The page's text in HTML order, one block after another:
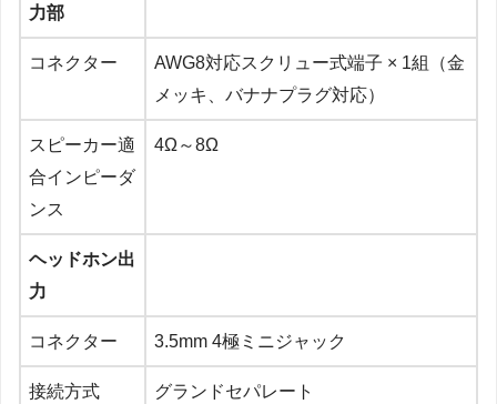
力部
コネクター
AWG8対応スクリュー式端子 × 1組（金
メッキ、バナナプラグ対応）
スピーカー適
合インピーダ
ンス
4Ω～8Ω
ヘッドホン出
力
コネクター 3.5mm 4極ミニジャック
接続方式 グランドセパレート